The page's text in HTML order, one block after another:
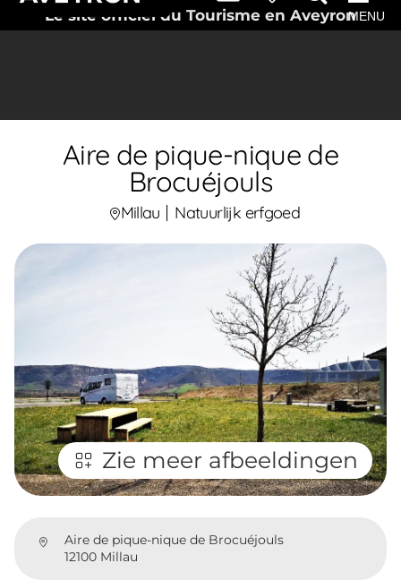
Le site officiel du Tourisme en AveyronMENU
Aire de pique-nique de
Brocuéjouls
Millau Natuurlijk erfgoed
Zie meer afbeeldingen
Aire de pique-nique de Brocuéjouls
12100 Millau